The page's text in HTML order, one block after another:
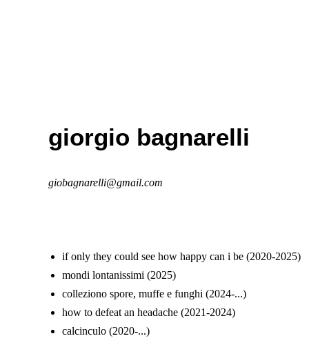
giorgio bagnarelli
giobagnarelli@gmail.com
if only they could see how happy can i be (2020-2025)
mondi lontanissimi (2025)
colleziono spore, muffe e funghi (2024-...)
how to defeat an headache (2021-2024)
calcinculo (2020-...)